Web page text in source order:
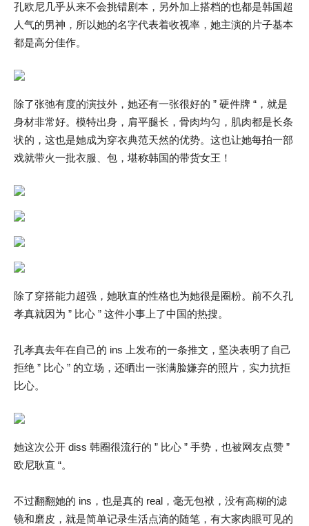
孔欧尼几乎从来不会挑错剧本，另外加上搭档的也都是韩国超
人气的男神，所以她的名字代表着收视率，她主演的片子基本
都是高分佳作。
除了张弛有度的演技外，她还有一张很好的 ” 硬件牌 “，就是
身材非常好。模特出身，肩平腿长，骨肉均匀，肌肉都是长条
状的，这也是她成为穿衣典范天然的优势。这也让她每拍一部
戏就带火一批衣服、包，堪称韩国的带货女王！
除了穿搭能力超强，她耿直的性格也为她很是圈粉。前不久孔
孝真就因为 ” 比心 ” 这件小事上了中国的热搜。
孔孝真去年在自己的 ins 上发布的一条推文，坚决表明了自己
拒绝 ” 比心 ” 的立场，还晒出一张满脸嫌弃的照片，实力抗拒
比心。
她这次公开 diss 韩圈很流行的 ” 比心 ” 手势，也被网友点赞 ”
欧尼耿直 “。
不过翻翻她的 ins，也是真的 real，毫无包袱，没有高糊的滤
镜和磨皮，就是简单记录生活点滴的随笔，有大家肉眼可见的